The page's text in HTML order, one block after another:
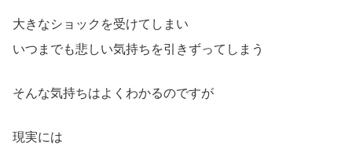
大きなショックを受けてしまい
いつまでも悲しい気持ちを引きずってしまう
そんな気持ちはよくわかるのですが
現実には